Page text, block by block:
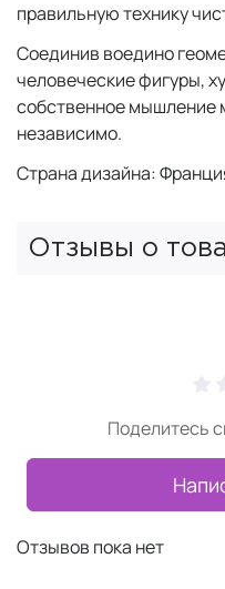
правильную технику
Соединив воедино
человеческие фигуры,
собственное мышление
независимо.
Страна дизайна:
Отзывы о
Поделитесь
Отзывов пока нет